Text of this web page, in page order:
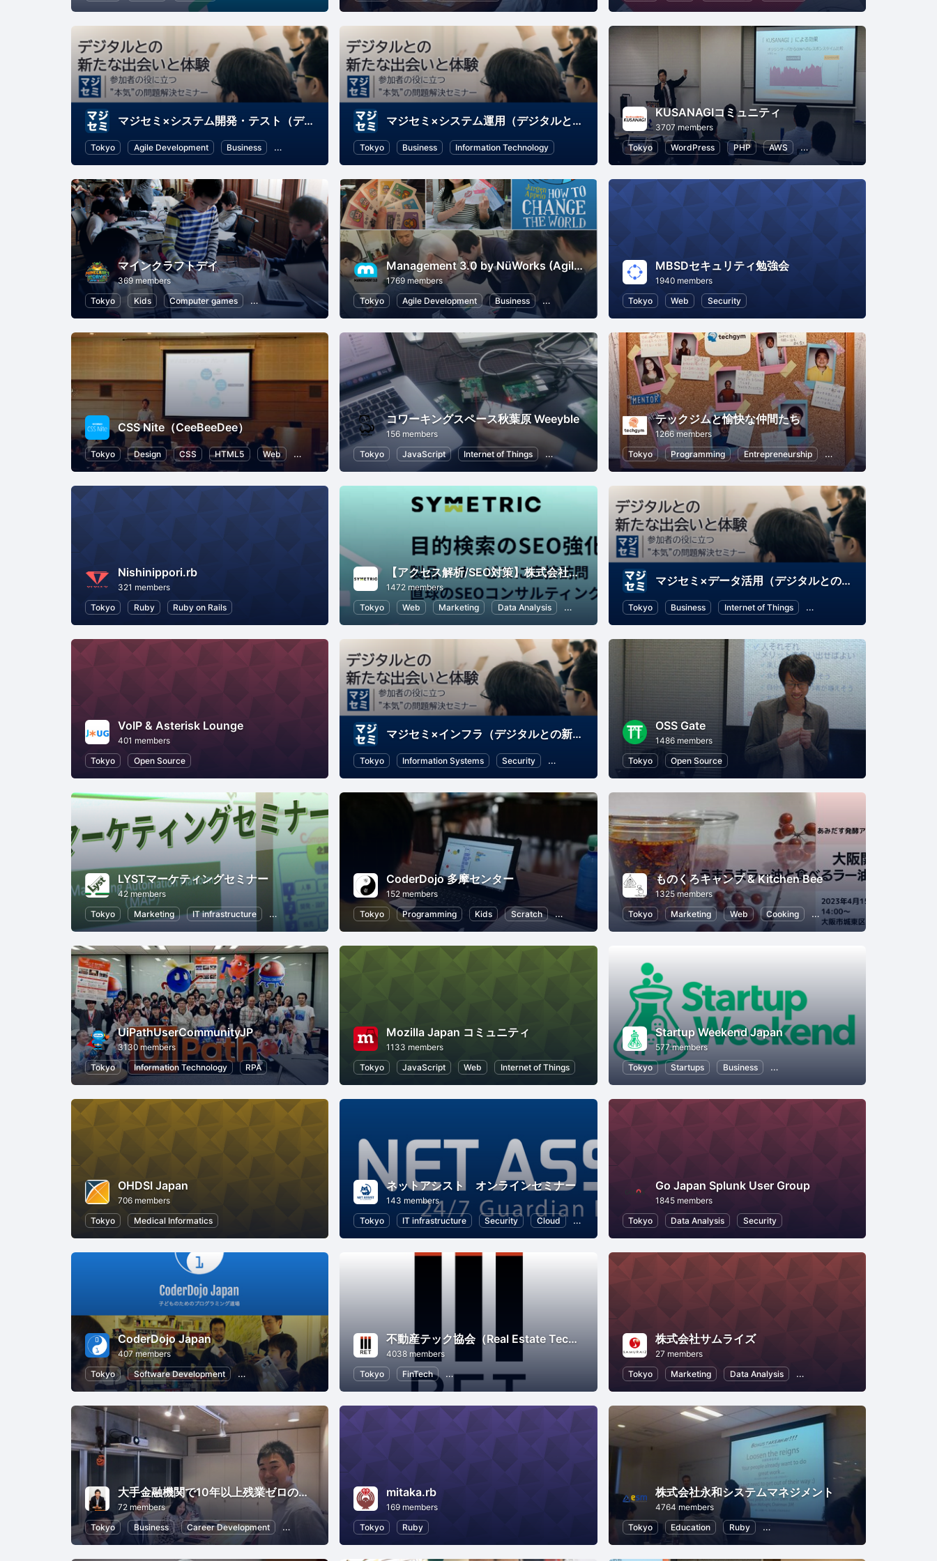
マジセミ×システム開発・テスト（デジタルとの新たな出会いと体験）
Tokyo Agile Development Business Software Development Information Technology
マジセミ×システム運用（デジタルとの新たな出会いと体験）
Tokyo Business Information Technology
KUSANAGIコミュニティ
3707 members
Tokyo
WordPress PHP AWS IT infrastructure
マインクラフトデイ
369 members
Tokyo
Kids Computer games Programming for Kids Communication
Management 3.0 by NüWorks (Agile Leadership Practices, Change and Innovation Management)
1769 members
Tokyo
Agile Development Business Information Technology Human Resources
MBSDセキュリティ勉強会
1940 members
Tokyo
Web Security
CSS Nite（CeeBeeDee）
Tokyo Design CSS HTML5 Web User Experience
コワーキングスペース秋葉原 Weeyble
156 members
Tokyo
JavaScript Internet of Things Machine Learning Python Artificial Intelligence
テックジムと愉快な仲間たち
1266 members
Tokyo
Programming Entrepreneurship Python
Nishinippori.rb
321 members
Tokyo
Ruby Ruby on Rails
【アクセス解析/SEO対策】株式会社シンメトリック
1472 members
Tokyo
Web Marketing Data Analysis SEO (Search Engine Optimization) Google Analytics
マジセミ×データ活用（デジタルとの新たな出会いと体験）
Tokyo Business Internet of Things Artificial Intelligence
VoIP & Asterisk Lounge
401 members
Tokyo
Open Source
マジセミ×インフラ（デジタルとの新たな出会いと体験）
Tokyo Information Systems Security IT infrastructure Open Source Cloud
OSS Gate
1486 members
Tokyo
Open Source
LYSTマーケティングセミナー
42 members
Tokyo
Marketing IT infrastructure Business Information Systems Business Strategy
CoderDojo 多摩センター
152 members
Tokyo
Programming Kids Scratch Programming for Kids
ものくろキャンプ & Kitchen Bee
1325 members
Tokyo
Marketing Web Cooking Blog
UiPathUserCommunityJP
3130 members
Tokyo
Information Technology RPA
Mozilla Japan コミュニティ
1133 members
Tokyo
JavaScript Web Internet of Things
Startup Weekend Japan
577 members
Tokyo
Startups Business Entrepreneurship
OHDSI Japan
706 members
Tokyo
Medical Informatics
ネットアシスト オンラインセミナー
143 members
Tokyo
IT infrastructure Security Cloud Information Technology
Go Japan Splunk User Group
1845 members
Tokyo
Data Analysis Security
CoderDojo Japan
407 members
Tokyo
Software Development Information Technology Kids Programming for Kids Programming
不動産テック協会（Real Estate Tech Association for Japan）
4038 members
Tokyo
FinTech Real Estate, Investing and Finance
株式会社サムライズ
27 members
Tokyo
Marketing Data Analysis Database
大手金融機関で10年以上残業ゼロの現役会社員（４冊出版した作家）が教えるタスク管理入門講座
72 members
Tokyo
Business Career Development Work-Life Balance
mitaka.rb
169 members
Tokyo
Ruby
株式会社永和システムマネジメント
4764 members
Tokyo
Education Ruby Agile Development